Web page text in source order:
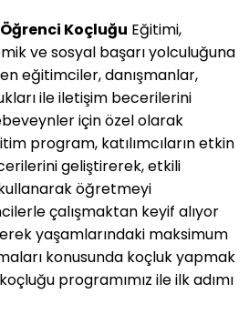
Öğrenci Koçluğu Eğitimi,
ve sosyal başarı yolculuğuna
eğitimciler, danışmanlar,
ile iletişim becerilerini
için özel olarak
program, katılımcıların etkin
geliştirerek, etkili
öğretmeyi
çalışmaktan keyif alıyor
yaşamlarındaki maksimum
konusunda koçluk yapmak
programımız ile ilk adımı